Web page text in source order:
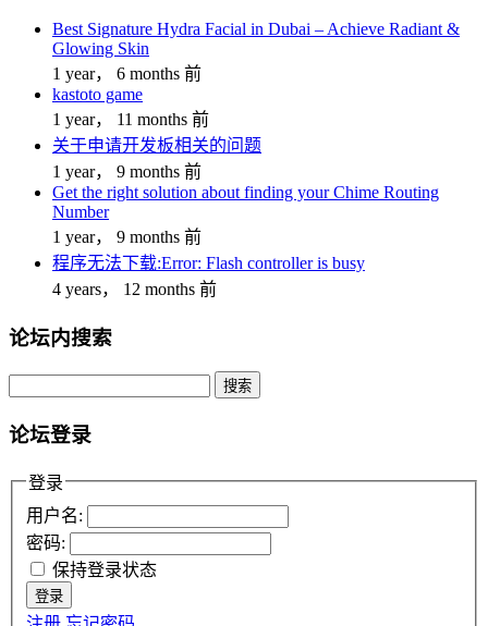
Best Signature Hydra Facial in Dubai – Achieve Radiant &
Glowing Skin
1 year， 6 months 前
kastoto game
1 year， 11 months 前
关于申请开发板相关的问题
1 year， 9 months 前
Get the right solution about finding your Chime Routing
Number
1 year， 9 months 前
程序无法下载:Error: Flash controller is busy
4 years， 12 months 前
论坛内搜索
论坛登录
登录
用户名:
密码:
保持登录状态
登录